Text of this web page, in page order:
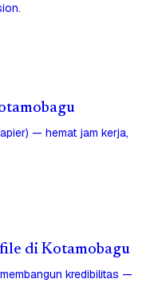
— hemat jam kerja,
di Kotamobagu
kredibilitas —